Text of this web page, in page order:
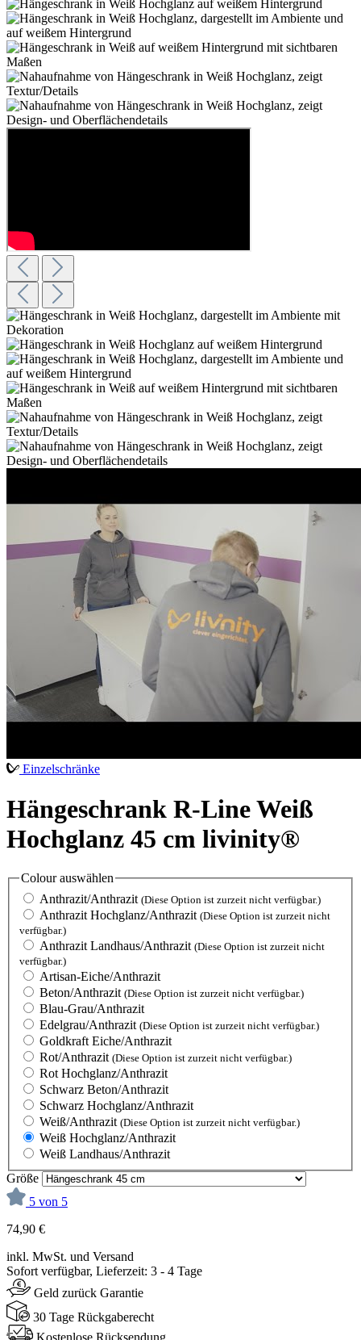
Einzelschränke
Hängeschrank R-Line Weiß
Hochglanz 45 cm livinity®
Colourauswählen
Anthrazit/Anthrazit (Diese Option ist zurzeit nicht verfügbar.)
Anthrazit Hochglanz/Anthrazit (Diese Option ist zurzeit nicht
verfügbar.)
Anthrazit Landhaus/Anthrazit (Diese Option ist zurzeit nicht
verfügbar.)
Artisan-Eiche/Anthrazit
Beton/Anthrazit (Diese Option ist zurzeit nicht verfügbar.)
Blau-Grau/Anthrazit
Edelgrau/Anthrazit (Diese Option ist zurzeit nicht verfügbar.)
Goldkraft Eiche/Anthrazit
Rot/Anthrazit (Diese Option ist zurzeit nicht verfügbar.)
Rot Hochglanz/Anthrazit
Schwarz Beton/Anthrazit
Schwarz Hochglanz/Anthrazit
Weiß/Anthrazit (Diese Option ist zurzeit nicht verfügbar.)
Weiß Hochglanz/Anthrazit
Weiß Landhaus/Anthrazit
Größe
5 von 5
74,90 €
inkl. MwSt. und Versand
Sofort verfügbar, Lieferzeit: 3 - 4 Tage
Geld zurück Garantie
30 Tage Rückgaberecht
Kostenlose Rücksendung